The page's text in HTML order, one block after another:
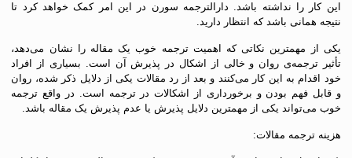
این کار را نداشته باشد. دارالترجمه سورن در این امر کمک خواهد کرد تا
نتیجه همانی باشد که انتظار دارید.
یکی از مهمترین نکاتی که اهمیت ترجمه خوب یک مقاله را نشان می‌دهد،
تأثیر ترجمه‌ی روان و خالی از اشکال در پذیرش آن است. بسیاری از افراد
خود اقدام به این کار می‌کنند و بعد از رد مقالات یکی از دلایل ذکر شده، روان
و قابل فهم بودن و برخورداری از اشکالات در ترجمه است. در واقع ترجمه
خوب می‌تواند یکی از مهمترین دلایل پذیرش یا عدم پذیرش یک مقاله باشد.
هزینه ترجمه مقالات: